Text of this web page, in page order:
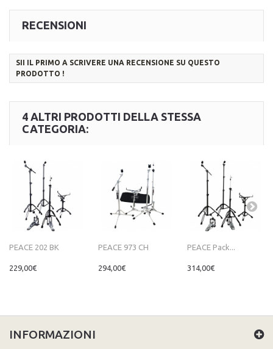
RECENSIONI
SII IL PRIMO A SCRIVERE UNA RECENSIONE SU QUESTO
PRODOTTO !
4 ALTRI PRODOTTI DELLA STESSA
CATEGORIA:
PEACE 202 BK
229,00€
PEACE 973 CH
294,00€
PEACE Pack...
314,00€
INFORMAZIONI